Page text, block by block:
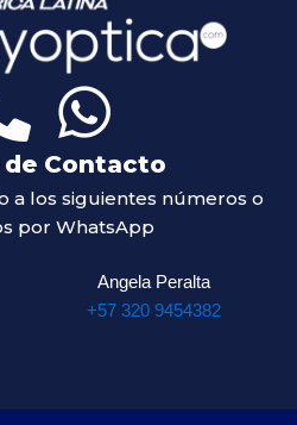
de Contacto
a los siguientes números o
por WhatsApp
Angela Peralta
+57 320 9454382